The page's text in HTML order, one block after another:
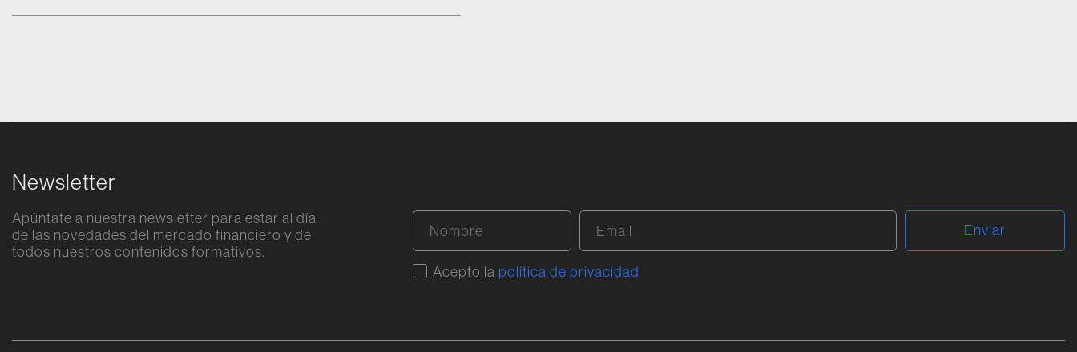
Empresa y Métodos Cuantitativos, Julián
Universidad Carlos III, donde llevó a cabo
Datos de la Universidad CEU San Pablo, con
un enfoque en proyectos vinculados al
Procesamiento Natural del Lenguaje (NLP) y
estrechamente con entidades bancarias de
Newsletter
Apúntate a nuestra newsletter para estar al día
de las novedades del mercado financiero y de
todos nuestros contenidos formativos.
Acepto la política de privacidad